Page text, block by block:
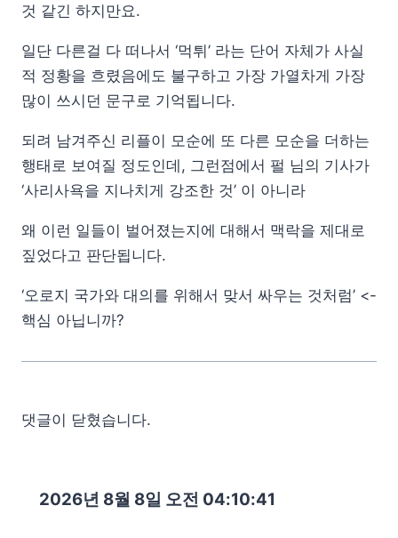
것 같긴 하지만요.
일단 다른걸 다 떠나서 ‘먹튀’ 라는 단어 자체가 사실
적 정황을 흐렸음에도 불구하고 가장 가열차게 가장
많이 쓰시던 문구로 기억됩니다.
되려 남겨주신 리플이 모순에 또 다른 모순을 더하는
행태로 보여질 정도인데, 그런점에서 펄 님의 기사가
‘사리사욕을 지나치게 강조한 것’ 이 아니라
왜 이런 일들이 벌어졌는지에 대해서 맥락을 제대로
짚었다고 판단됩니다.
‘오로지 국가와 대의를 위해서 맞서 싸우는 것처럼’ <-
핵심 아닙니까?
댓글이 닫혔습니다.
2026년 8월 8일 오전 04:10:42